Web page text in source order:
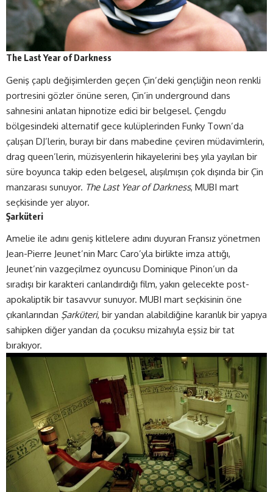
The Last Year of Darkness
Geniş çaplı değişimlerden geçen Çin’deki gençliğin neon renkli
portresini gözler önüne seren, Çin’in underground dans
sahnesini anlatan hipnotize edici bir belgesel. Çengdu
bölgesindeki alternatif gece kulüplerinden Funky Town’da
çalışan DJ’lerin, burayı bir dans mabedine çeviren müdavimlerin,
drag queen’lerin, müzisyenlerin hikayelerini beş yıla yayılan bir
süre boyunca takip eden belgesel, alışılmışın çok dışında bir Çin
manzarası sunuyor. The Last Year of Darkness, MUBI mart
seçkisinde yer alıyor.
Şarküteri
Amelie ile adını geniş kitlelere adını duyuran Fransız yönetmen
Jean-Pierre Jeunet’nin Marc Caro’yla birlikte imza attığı,
Jeunet’nin vazgeçilmez oyuncusu Dominique Pinon’un da
sıradışı bir karakteri canlandırdığı film, yakın gelecekte post-
apokaliptik bir tasavvur sunuyor. MUBI mart seçkisinin öne
çıkanlarından Şarküteri, bir yandan alabildiğine karanlık bir yapıya
sahipken diğer yandan da çocuksu mizahıyla eşsiz bir tat
bırakıyor.